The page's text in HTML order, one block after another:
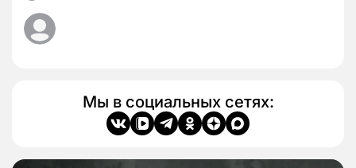
Мы в социальных сетях: